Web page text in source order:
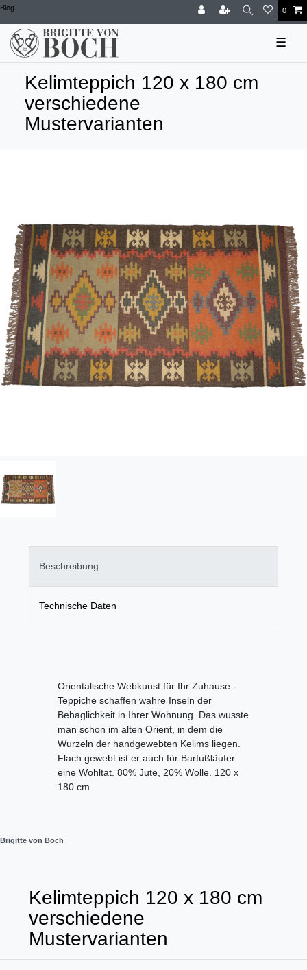
Blog 0
☰
Kelimteppich 120 x 180 cm
verschiedene
Mustervarianten
Beschreibung
Technische Daten
Orientalische Webkunst für Ihr Zuhause -
Teppiche schaffen wahre Inseln der
Behaglichkeit in Ihrer Wohnung. Das wusste
man schon im alten Orient, in dem die
Wurzeln der handgewebten Kelims liegen.
Flach gewebt ist er auch für Barfußläufer
eine Wohltat. 80% Jute, 20% Wolle. 120 x
180 cm.
Brigitte von Boch
Kelimteppich 120 x 180 cm
verschiedene
Mustervarianten